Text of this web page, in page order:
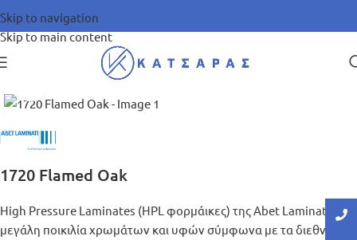
Skip to navigation
Skip to main content
1720 Flamed Oak
High Pressure Laminates (HPL φορμάικες) της Abet Laminati σε
μεγάλη ποικιλία χρωμάτων και υφών σύμφωνα με τα διεθνή